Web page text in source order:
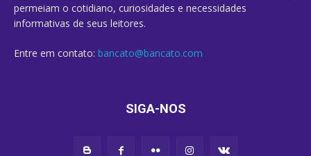
permeiam o cotidiano, curiosidades e necessidades
informativas de seus leitores.
Entre em contato: bancato@bancato.com
SIGA-NOS